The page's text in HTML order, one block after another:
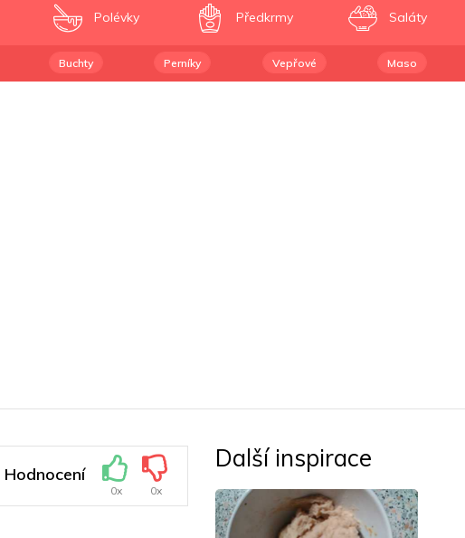
Polévky Předkrmy Saláty
Buchty Perníky Vepřové Maso
Hodnocení
0x 0x
Další inspirace